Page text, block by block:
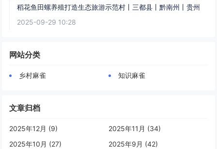
稻花鱼田螺养殖打造生态旅游示范村丨三都县丨黔南州丨贵州
2025-09-29 10:28
网站分类
乡村麻雀 知识麻雀
文章归档
2025年12月 (9)
2025年11月 (34)
2025年10月 (27)
2025年9月 (42)